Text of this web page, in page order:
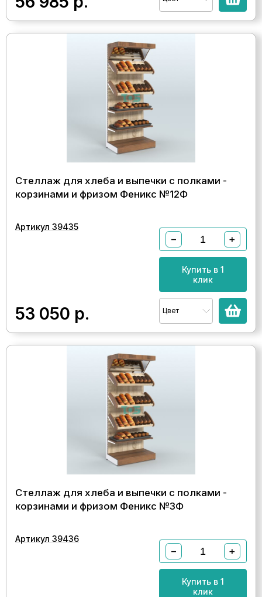
Стеллаж для хлеба и выпечки с полками -
корзинами и фризом Феникс №12Ф
Артикул 39435
53 050 р.
− +
Купить в 1
клик
Цвет
Стеллаж для хлеба и выпечки с полками -
корзинами и фризом Феникс №3Ф
Артикул 39436
− +
Купить в 1
клик